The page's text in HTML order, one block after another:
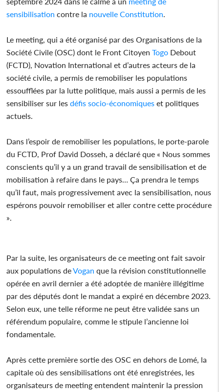
sensibilisation contre la nouvelle Constitution
Le meeting, qui a été organisé par des Organisations de la
Société Civile (OSC) dont le Front CitoyenTogo Debout
(FCTD), Novation International et d’autres acteurs de la
société civile, a permis de remobiliser les populations
essoufflées par la lutte politique, mais aussi a permis de les
sensibiliser sur les défis socio-économiques et politiques
actuels.
Dans l’espoir de remobiliser les populations, le porte-parole
du FCTD, Prof David Dosseh, a déclaré que « Nous sommes
conscients qu’il y a un grand travail de sensibilisation et de
mobilisation à refaire dans le pays… Ça prendra le temps
qu’il faut, mais progressivement avec la sensibilisation, nous
espérons pouvoir remobiliser et aller contre cette procédure
».
Par la suite, les organisateurs de ce meeting ont fait savoir
aux populations deVogan que la révision constitutionnelle
opérée en avril dernier a été adoptée de manière illégitime
par des députés dont le mandat a expiré en décembre 2023.
Selon eux, une telle réforme ne peut être validée sans un
référendum populaire, comme le stipule l’ancienne loi
fondamentale.
Après cette première sortie des OSC en dehors de Lomé, la
capitale où des sensibilisations ont été enregistrées, les
organisateurs de meeting entendent maintenir la pression